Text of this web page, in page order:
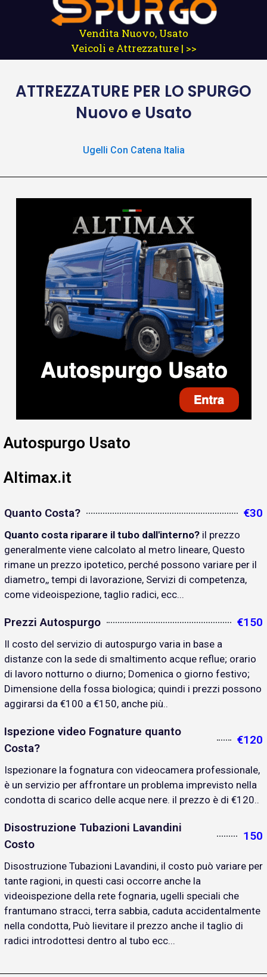
Vendita Nuovo, Usato
Veicoli e Attrezzature | >>
ATTREZZATURE PER LO SPURGO
Nuovo e Usato
Ugelli Con Catena Italia
Autospurgo Usato
Altimax.it
Quanto Costa? €30
Quanto costa riparare il tubo dall'interno? il prezzo
generalmente viene calcolato al metro lineare, Questo
rimane un prezzo ipotetico, perché possono variare per il
diametro,, tempi di lavorazione, Servizi di competenza,
come videoispezione, taglio radici, ecc...
Prezzi Autospurgo €150
Il costo del servizio di autospurgo varia in base a
distanze con la sede di smaltimento acque reflue; orario
di lavoro notturno o diurno; Domenica o giorno festivo;
Dimensione della fossa biologica; quindi i prezzi possono
aggirarsi da €100 a €150, anche più..
Ispezione video Fognature quanto
Costa?
€120
Ispezionare la fognatura con videocamera professionale,
è un servizio per affrontare un problema imprevisto nella
condotta di scarico delle acque nere. il prezzo è di €120..
Disostruzione Tubazioni Lavandini
Costo
150
Disostruzione Tubazioni Lavandini, il costo può variare per
tante ragioni, in questi casi occorre anche la
videoispezione della rete fognaria, ugelli speciali che
frantumano stracci, terra sabbia, caduta accidentalmente
nella condotta, Può lievitare il prezzo anche il taglio di
radici introdottesi dentro al tubo ecc...